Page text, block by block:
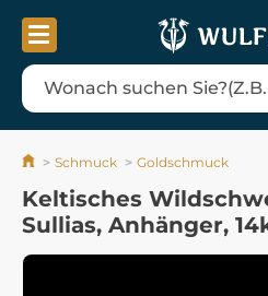
Schmuck Goldschmuck
Keltisches
Sullias, Anhänger,